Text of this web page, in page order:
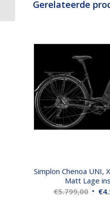
Gerelateerde
Simplon Chenoa UNI,
Matt Lage
€5.799,00 €
DAMES